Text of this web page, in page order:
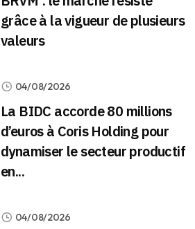
grâce à la vigueur de plusieurs
valeurs
04/08/2026
La BIDC accorde 80 millions
d’euros à Coris Holding pour
dynamiser le secteur productif
en...
04/08/2026